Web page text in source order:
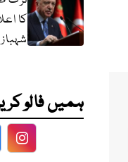
کا
ہمیں فالو
Facebook